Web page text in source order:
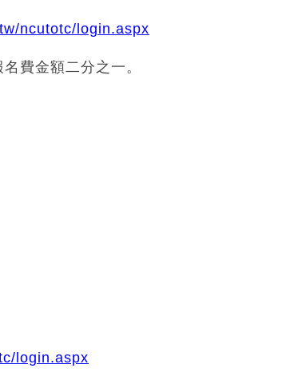
ncutotc/login.aspx
費金額二分之一。
login.aspx